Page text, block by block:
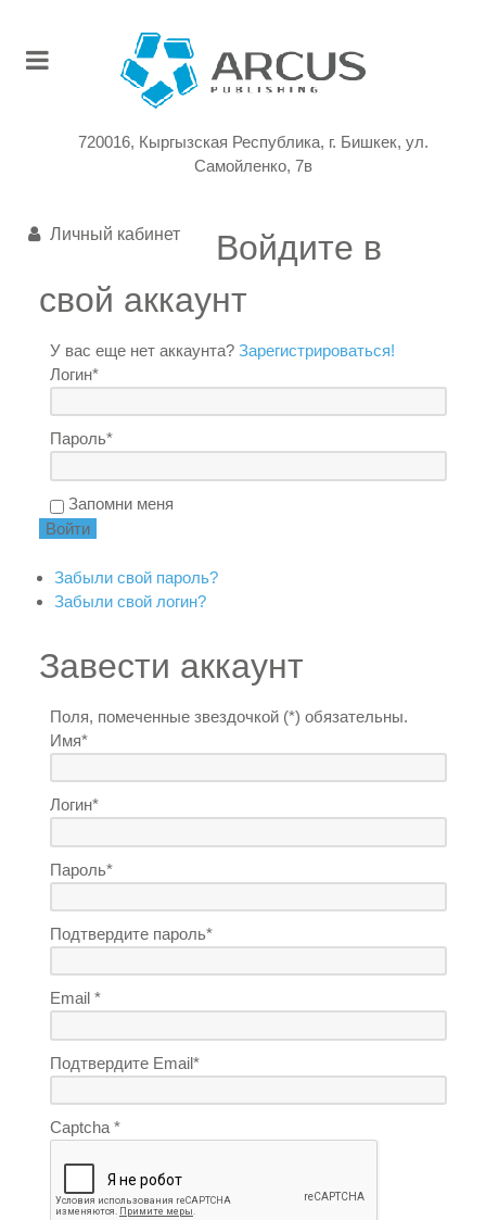
720016, Кыргызская Республика, г. Бишкек, ул.
Самойленко, 7в
Личный кабинет
Войдите в
свой аккаунт
У вас еще нет аккаунта?Зарегистрироваться!
Логин*
Пароль*
Запомни меня
Забыли свой пароль?
Забыли свой логин?
Завести аккаунт
Поля, помеченные звездочкой (*) обязательны.
Имя*
Логин*
Пароль*
Подтвердите пароль*
Email *
Подтвердите Email*
Captcha *